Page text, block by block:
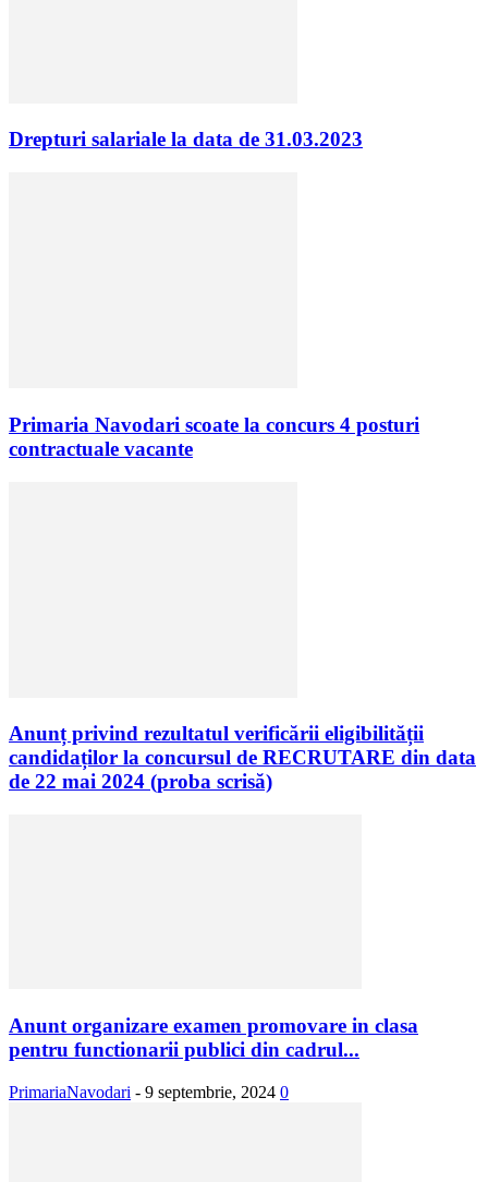
Drepturi salariale la data de 31.03.2023
Primaria Navodari scoate la concurs 4 posturi
contractuale vacante
Anunț privind rezultatul verificării eligibilității
candidaților la concursul de RECRUTARE din data
de 22 mai 2024 (proba scrisă)
Anunt organizare examen promovare in clasa
pentru functionarii publici din cadrul...
PrimariaNavodari - 9 septembrie, 2024 0